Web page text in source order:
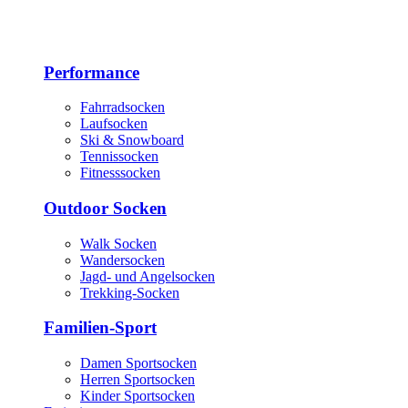
Performance
Fahrradsocken
Laufsocken
Ski & Snowboard
Tennissocken
Fitnesssocken
Outdoor Socken
Walk Socken
Wandersocken
Jagd- und Angelsocken
Trekking-Socken
Familien-Sport
Damen Sportsocken
Herren Sportsocken
Kinder Sportsocken